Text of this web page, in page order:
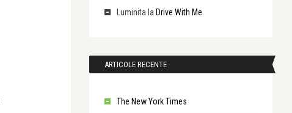
Luminita la Drive With Me
ARTICOLE RECENTE
The New York Times